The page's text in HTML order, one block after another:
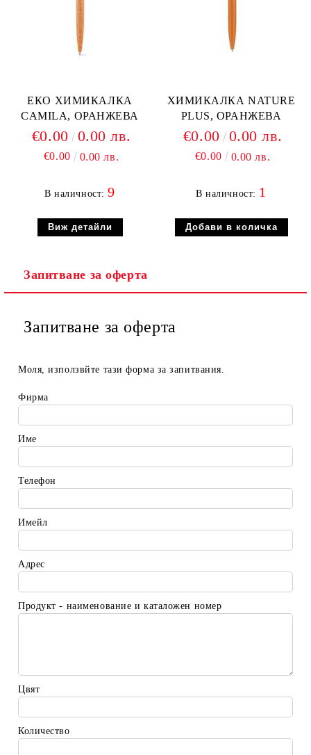
ЕКО ХИМИКАЛКА
CAMILA, ОРАНЖЕВА
€0.00 0.00 лв.
€0.00 0.00 лв.
В наличност:9
Виж детайли
ХИМИКАЛКА NATURE
PLUS, ОРАНЖЕВА
€0.00 0.00 лв.
€0.00 0.00 лв.
В наличност: 1
Запитване за оферта
Запитване за оферта
Моля, използвйте тази форма за запитвания.
Фирма
Име
Телефон
Имейл
Адрес
Продукт - наименование и каталожен номер
Цвят
Количество